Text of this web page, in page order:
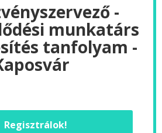
-
munkatárs
tanfolyam -
Regisztrálok!